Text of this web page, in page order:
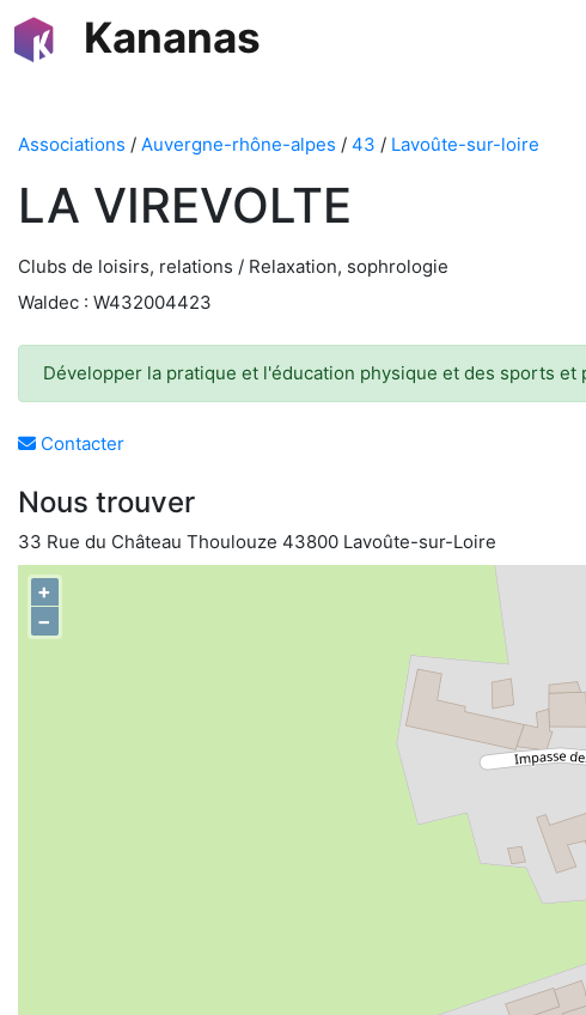
Kananas
Associations / Auvergne-rhône-alpes / 43 / Lavoûte-sur-loire
LA VIREVOLTE
Clubs de loisirs, relations / Relaxation, sophrologie
Waldec : W432004423
Développer la pratique et l'éducation physique et des sports
Contacter
Nous trouver
33 Rue du Château Thoulouze 43800 Lavoûte-sur-Loire
+
−